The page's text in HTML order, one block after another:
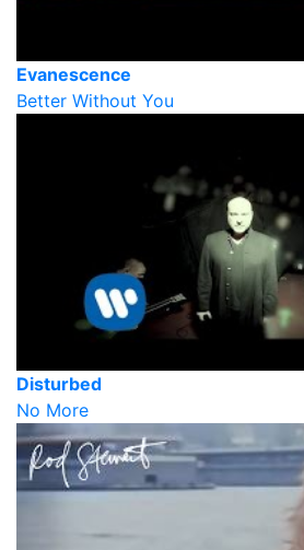
Evanescence
Better Without You
Disturbed
No More